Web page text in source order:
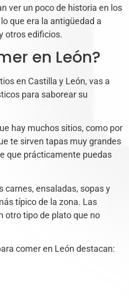
ver un poco de historia en los
que era la antigüedad a
otros edificios.
en León?
en Castilla y León, vas a
para saborear su
hay muchos sitios, como por
te sirven tapas muy grandes
que prácticamente puedas
carnes, ensaladas, sopas y
típico de la zona. Las
otro tipo de plato que no
comer en León destacan: